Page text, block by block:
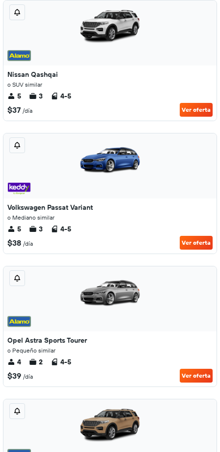
Nissan Qashqai
o SUV similar
5 3 4-5
$37 /día Ver oferta
Volkswagen Passat Variant
o Mediano similar
5 3 4-5
$38 /día Ver oferta
Opel Astra Sports Tourer
o Pequeño similar
4 2 4-5
$39 /día Ver oferta